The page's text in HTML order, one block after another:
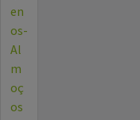
en
os-
Al
m
oç
os